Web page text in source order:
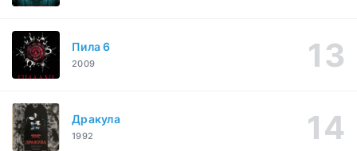
Пила 6
2009
Дракула
1992